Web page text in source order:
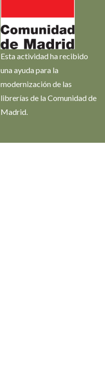
Esta actividad ha recibido
una ayuda para la
modernización de las
librerías de la Comunidad de
Madrid.